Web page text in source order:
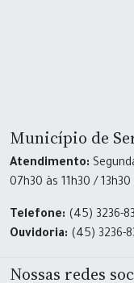
Município de
Atendimento:
07h30 às 11h30 / 13h30
Telefone: (45) 3236-
Ouvidoria: (45) 3236-
Nossas redes